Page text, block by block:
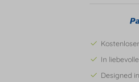
In
Designed